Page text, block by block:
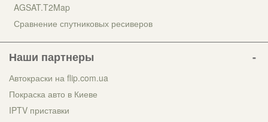
AGSAT.T2Map
Сравнение спутниковых ресиверов
Наши партнеры
Автокраски на flip.com.ua
Покраска авто в Киеве
IPTV приставки